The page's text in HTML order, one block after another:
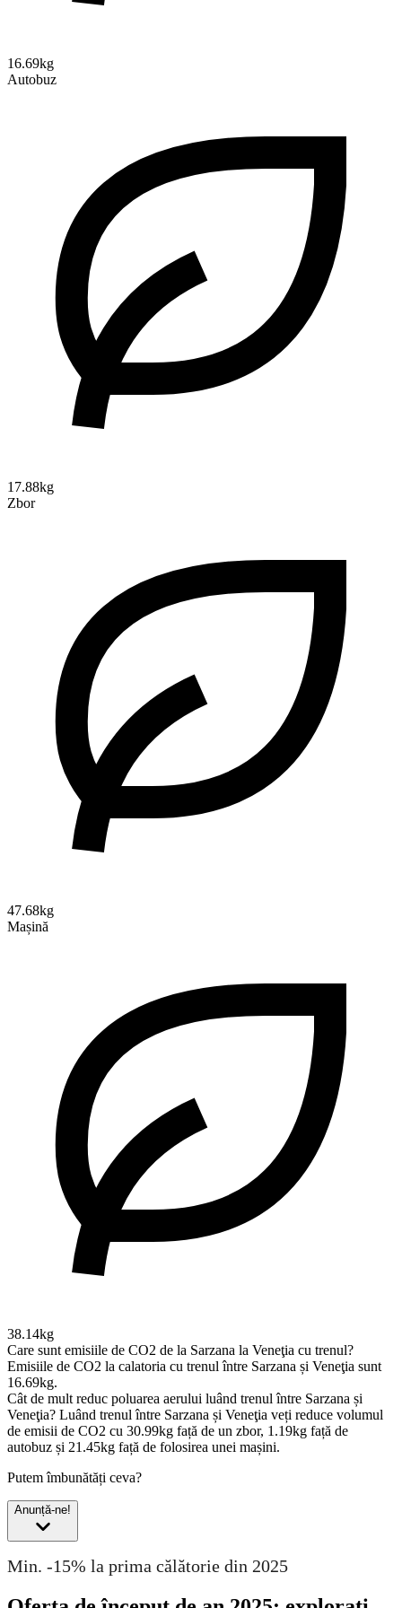
16.69kg
Autobuz
17.88kg
Zbor
47.68kg
Mașină
38.14kg
Care sunt emisiile de CO2 de la Sarzana la Veneţia cu trenul?
Emisiile de CO2 la calatoria cu trenul între Sarzana și Veneţia sunt
16.69kg.
Cât de mult reduc poluarea aerului luând trenul între Sarzana și
Veneţia? Luând trenul între Sarzana și Veneţia veți reduce volumul
de emisii de CO2 cu 30.99kg față de un zbor, 1.19kg față de
autobuz și 21.45kg față de folosirea unei mașini.
Putem îmbunătăți ceva?
Anunță-ne!
Min. -15% la prima călătorie din 2025